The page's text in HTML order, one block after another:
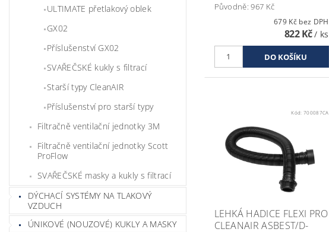
ULTIMATE přetlakový oblek
GX02
Příslušenství GX02
SVAŘEČSKÉ kukly s filtrací
Starší typy CleanAIR
Příslušenství pro starší typy
Filtračně ventilační jednotky 3M
Filtračně ventilační jednotky Scott
ProFlow
SVAŘEČSKÉ masky a kukly s filtrací
DÝCHACÍ SYSTÉMY NA TLAKOVÝ
VZDUCH
ÚNIKOVÉ (NOUZOVÉ) KUKLY A MASKY
Původně:967 Kč
679 Kč bez DPH
822 Kč/ ks
Kód:700087CA
LEHKÁ HADICE FLEXI PRO
CLEANAIR ASBEST/D-